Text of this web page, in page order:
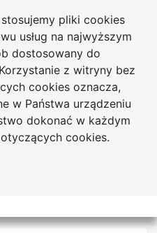
pliki cookies
usług na najwyższym
dostosowany do
z witryny bez
cookies oznacza,
w Państwa urządzeniu
dokonać w każdym
cookies.
menu
Uniwersytecka
Jana Długosza
Deklaracja
dostępności
Mapa
serwisu